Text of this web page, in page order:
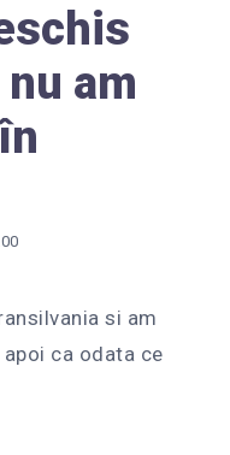
am
si am
ca odata ce